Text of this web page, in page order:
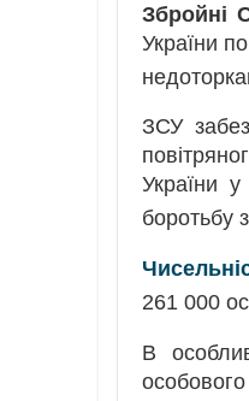
Збройні
України
ЗСУ
України
боротьбу
261 000
В